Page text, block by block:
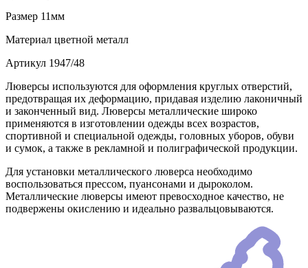
Размер 11мм
Материал цветной металл
Артикул 1947/48
Люверсы используются для оформления круглых отверстий,
предотвращая их деформацию, придавая изделию лаконичный
и законченный вид. Люверсы металлические широко
применяются в изготовлении одежды всех возрастов,
спортивной и специальной одежды, головных уборов, обуви
и сумок, а также в рекламной и полиграфической продукции.
Для установки металлического люверса необходимо
воспользоваться прессом, пуансонами и дыроколом.
Металлические люверсы имеют превосходное качество, не
подвержены окислению и идеально развальцовываются.